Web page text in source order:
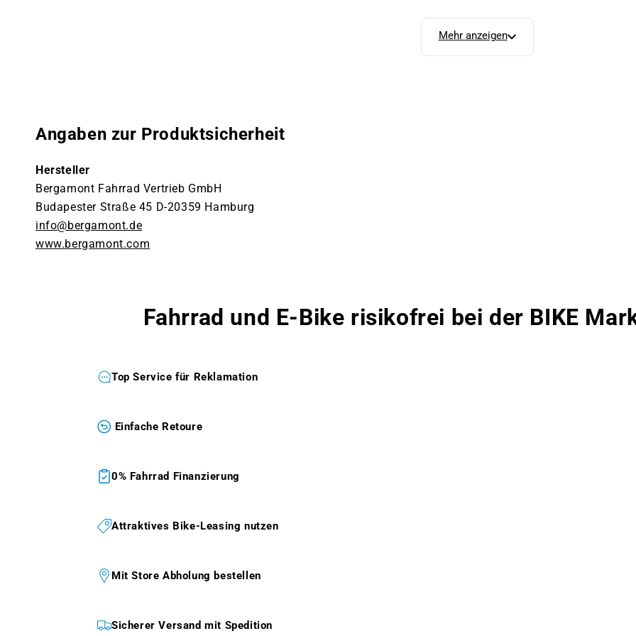
Mehr anzeigen
Angaben zur Produktsicherheit
Hersteller
Bergamont Fahrrad Vertrieb GmbH
Budapester Straße 45 D-20359 Hamburg
info@bergamont.de
www.bergamont.com
Fahrrad und E-Bike risikofrei bei der BIKE
Top Service für Reklamation
Einfache Retoure
0% Fahrrad Finanzierung
Attraktives Bike-Leasing nutzen
Mit Store Abholung bestellen
Sicherer Versand mit Spedition